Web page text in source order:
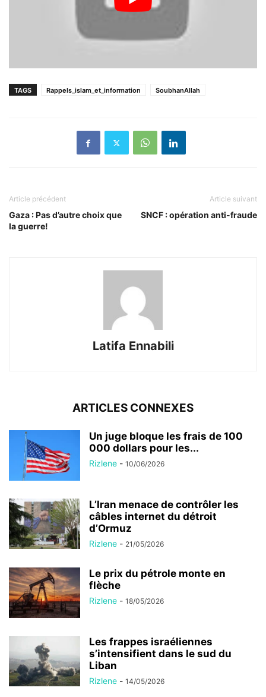
TAGS Rappels_islam_et_information SoubhanAllah
Article précédent
Gaza : Pas d’autre choix que
la guerre!
Article suivant
SNCF : opération anti-fraude
Latifa Ennabili
ARTICLES CONNEXES
Un juge bloque les frais de 100
000 dollars pour les...
Rizlene - 10/06/2026
L’Iran menace de contrôler les
câbles internet du détroit
d’Ormuz
Rizlene - 21/05/2026
Le prix du pétrole monte en
flèche
Rizlene - 18/05/2026
Les frappes israéliennes
s’intensifient dans le sud du
Liban
Rizlene - 14/05/2026